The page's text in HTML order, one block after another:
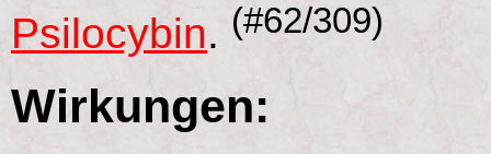
Psilocybin. (#62/309)
Wirkungen: